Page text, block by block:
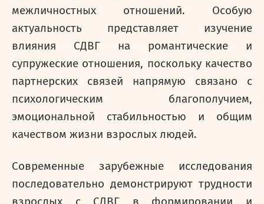
межличностных отношений. Особую
актуальность представляет изучение
влияния СДВГ на романтические и
супружеские отношения, поскольку качество
партнерских связей напрямую связано с
психологическим благополучием,
эмоциональной стабильностью и общим
качеством жизни взрослых людей.
Современные зарубежные исследования
последовательно демонстрируют трудности